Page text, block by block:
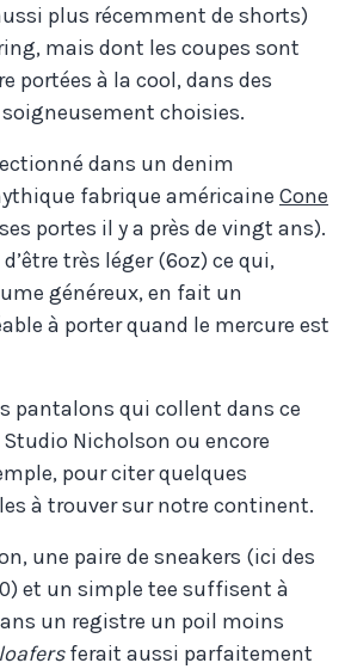
plus récemment de shorts)
mais dont les coupes sont
portées à la cool, dans des
choisies.
dans un denim
fabrique américaine Cone
portes il y a près de vingt ans).
très léger (6oz) ce qui,
généreux, en fait un
à porter quand le mercure est
pantalons qui collent dans ce
Nicholson ou encore
pour citer quelques
à trouver sur notre continent.
une paire de sneakers (ici des
et un simple tee suffisent à
un registre un poil moins
loafersferait aussi parfaitement